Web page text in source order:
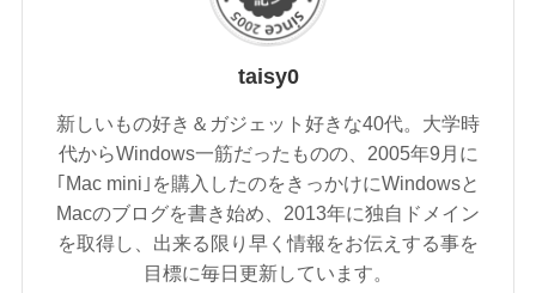
taisy0
新しいもの好き＆ガジェット好きな40代。大学時
代からWindows一筋だったものの、2005年9月に
｢Mac mini｣を購入したのをきっかけにWindowsと
Macのブログを書き始め、2013年に独自ドメイン
を取得し、出来る限り早く情報をお伝えする事を
目標に毎日更新しています。